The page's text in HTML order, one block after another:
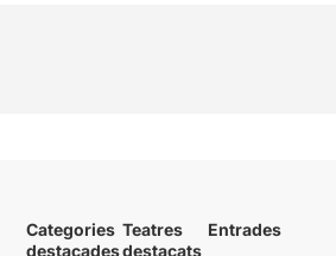
Categories
destacades
Teatres
destacats
Entrades